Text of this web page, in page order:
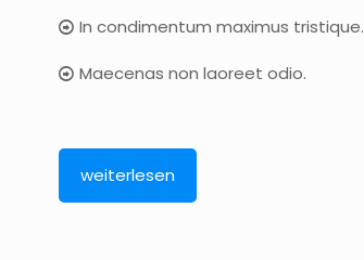
In condimentum maximus tristique.
Maecenas non laoreet odio.
weiterlesen